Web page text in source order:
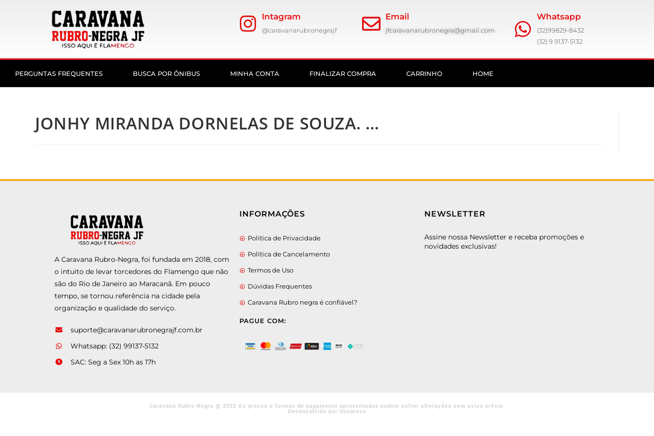
Intagram
@caravanarubronegrajf
Email
jfcaravanarubronegra@gmail.com
Whatsapp
(32)99829-8432
(32) 9 9137-5132
PERGUNTAS FREQUENTES BUSCA POR ÔNIBUS MINHA CONTA FINALIZAR COMPRA CARRINHO HOME
JONHY MIRANDA DORNELAS DE SOUZA. …
A Caravana Rubro-Negra, foi fundada em 2018, com
o intuito de levar torcedores do Flamengo que não
são do Rio de Janeiro ao Maracanã. Em pouco
tempo, se tornou referência na cidade pela
organização e qualidade do serviço.
suporte@caravanarubronegrajf.com.br
Whatsapp: (32) 99137-5132
SAC: Seg a Sex 10h as 17h
INFORMAÇÕES
Política de Privacidade
Política de Cancelamento
Termos de Uso
Dúvidas Frequentes
Caravana Rubro negra é confiável?
PAGUE COM:
NEWSLETTER
Assine nossa Newsletter e receba promoções e
novidades exclusivas!
Caravana Rubro Negra @ 2022 Os preços e formas de pagamento apresentados podem sofrer alterações sem aviso prévio
Desenvolvido por Usepress